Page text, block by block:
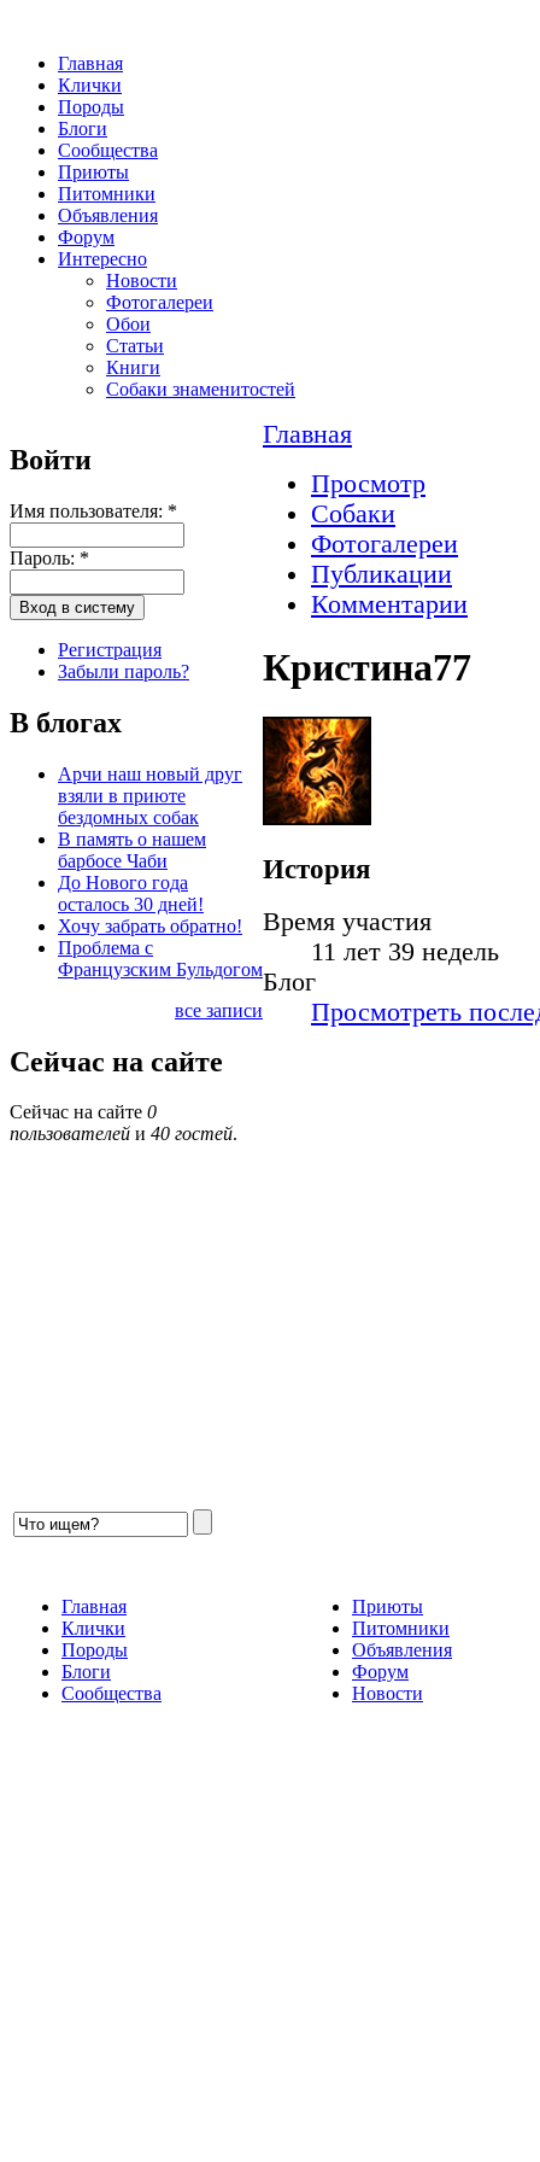
Главная
Клички
Породы
Блоги
Сообщества
Приюты
Питомники
Объявления
Форум
Интересно
Новости
Фотогалереи
Обои
Статьи
Книги
Собаки знаменитостей
Войти
Имя пользователя: *
Пароль: *
Регистрация
Забыли пароль?
В блогах
Арчи наш новый друг
взяли в приюте
бездомных собак
В память о нашем
барбосе Чаби
До Нового года
осталось 30 дней!
Хочу забрать обратно!
Проблема с
Французским Бульдогом
все записи
Сейчас на сайте
Сейчас на сайте 0
пользователей и 40 гостей.
Главная
Просмотр
Собаки
Фотогалереи
Публикации
Комментарии
Кристина77
История
Время участия
11 лет 39 недель
Блог
Просмотреть
Главная
Клички
Породы
Блоги
Сообщества
Приюты
Питомники
Объявления
Форум
Новости